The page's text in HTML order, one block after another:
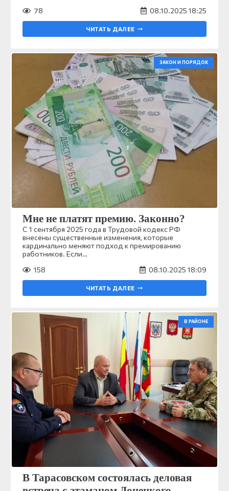
78
08.10.2025 18:25
ЧИТАТЬ ДАЛЕЕ
ЗАКОН И ПОРЯДОК
Мне не платят премию. Законно?
С 1 сентября 2025 года в Трудовой кодекс РФ
внесены существенные изменения, которые
кардинально меняют подход к премированию
работников. Если…
158
08.10.2025 18:09
ЧИТАТЬ ДАЛЕЕ
В РАЙОНЕ
В Тарасовском состоялась деловая